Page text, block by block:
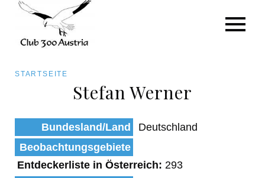
zum
Inhalt
Pfadnavigation
STARTSEITE
Stefan Werner
Bundesland/Land
Deutschland
Beobachtungsgebiete
Entdeckerliste in Österreich: 293
Art/Species
Status
Kategorie für die Österreich-Liste
Beobachtungen